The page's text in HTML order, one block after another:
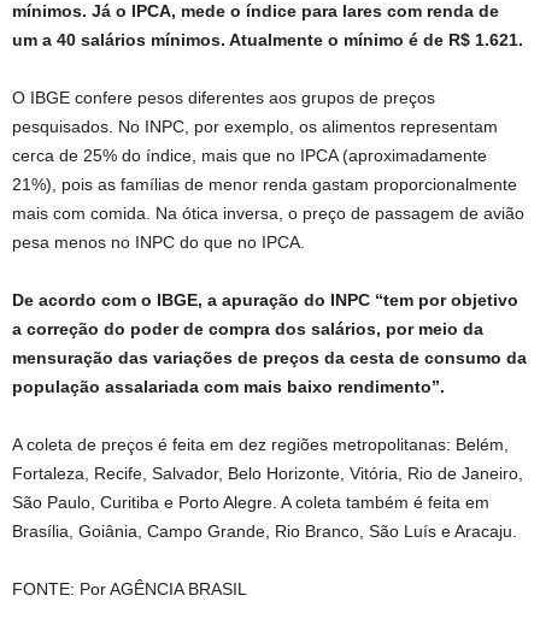
mínimos. Já o IPCA, mede o índice para lares com renda de
um a 40 salários mínimos. Atualmente o mínimo é de R$ 1.621.
O IBGE confere pesos diferentes aos grupos de preços
pesquisados. No INPC, por exemplo, os alimentos representam
cerca de 25% do índice, mais que no IPCA (aproximadamente
21%), pois as famílias de menor renda gastam proporcionalmente
mais com comida. Na ótica inversa, o preço de passagem de avião
pesa menos no INPC do que no IPCA.
De acordo com o IBGE, a apuração do INPC “tem por objetivo
a correção do poder de compra dos salários, por meio da
mensuração das variações de preços da cesta de consumo da
população assalariada com mais baixo rendimento”.
A coleta de preços é feita em dez regiões metropolitanas: Belém,
Fortaleza, Recife, Salvador, Belo Horizonte, Vitória, Rio de Janeiro,
São Paulo, Curitiba e Porto Alegre. A coleta também é feita em
Brasília, Goiânia, Campo Grande, Rio Branco, São Luís e Aracaju.
FONTE: Por AGÊNCIA BRASIL